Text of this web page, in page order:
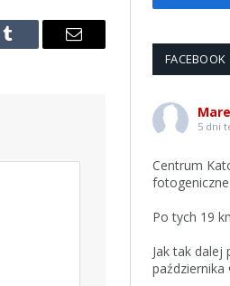
Tumblr Email
FACEBOOK
5 dni
Centrum
Po tych 19
Jak tak